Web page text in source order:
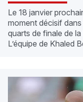
Le 18 janvier
moment décisif
quarts de finale de
L’équipe de Khaled